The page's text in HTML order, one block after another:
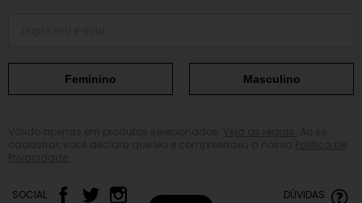
Feminino Masculino
SOCIAL DÚVIDAS